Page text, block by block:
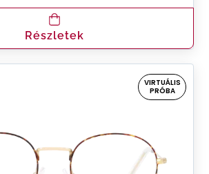
Részletek
VIRTUÁLIS
PRÓBA